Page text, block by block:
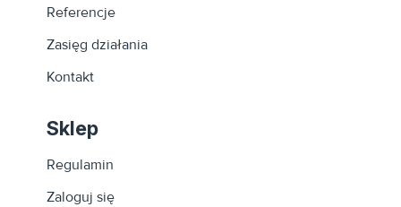
Referencje
Zasięg działania
Kontakt
Sklep
Regulamin
Zaloguj się